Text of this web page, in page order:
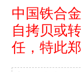
中国铁合
自拷贝或
任，特此